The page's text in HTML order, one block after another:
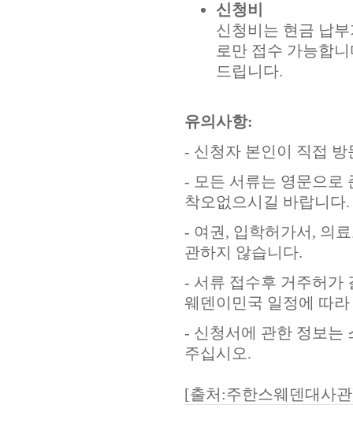
신청비
신청비는 현금 납
로만 접수 가능합
드립니다.
유의사항:
- 신청자 본인이 직접
- 모든 서류는 영문으로
착오없으시길 바랍니다.
- 여권, 입학허가서, 의
관하지 않습니다.
- 서류 접수후 거주허가
웨덴이민국 일정에 따
- 신청서에 관한 정보는
주십시오.
[출처:주한스웨덴대사